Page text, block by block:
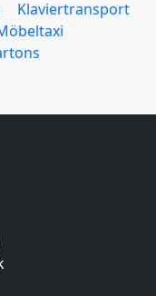
Klaviertransport